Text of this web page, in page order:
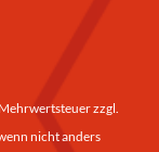
zzgl.
nicht anders